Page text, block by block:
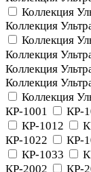
Коллекция
Коллекция
Коллекция
Коллекция
Коллекция
Коллекция
Коллекция
КР-1001
КР-
КР-1012
КР-1022
КР-
КР-1033
КР-2002
КР-